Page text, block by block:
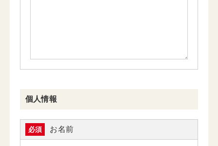
個人情報
必須 お名前